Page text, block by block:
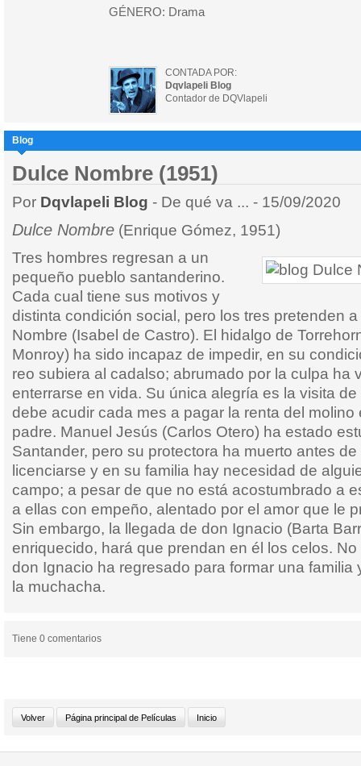
GÉNERO: Drama
CONTADA POR:
Dqvlapeli Blog
Contador de DQVlapeli
Blog
Dulce Nombre (1951)
Por Dqvlapeli Blog - De qué va ... - 15/09/2020
Dulce Nombre (Enrique Gómez, 1951)
Tres hombres regresan a un
pequeño pueblo santanderino.
Cada cual tiene sus motivos y
distinta condición social, pero los tres pretenden
Nombre (Isabel de Castro). El hidalgo de
Monroy) ha sido incapaz de impedir, en su
reo subiera al cadalso; abrumado por la culpa ha
enterrarse en vida. Su única alegría es la visita
debe acudir cada mes a pagar la renta del molino
padre. Manuel Jesús (Carlos Otero) ha estado
Santander, pero su protectora ha muerto antes
licenciarse y en su familia hay necesidad de
campo; a pesar de que no está acostumbrado a
a ellas con empeño, alentado por el amor que le
Sin embargo, la llegada de don Ignacio (Barta
enriquecido, hará que prendan en él los celos.
don Ignacio ha regresado para formar una familia
la muchacha.
Tiene 0 comentarios